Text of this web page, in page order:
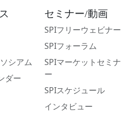
シアム
ダー
セミナー/動画
SPIフリーウェビナー
SPIフォーラム
SPIマーケットセミナ
ー
SPIスケジュール
インタビュー